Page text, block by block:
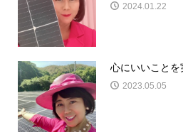
2024.01.22
心にいいことを
2023.05.05